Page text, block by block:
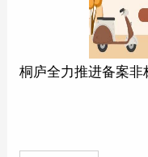
桐庐全力推进备案